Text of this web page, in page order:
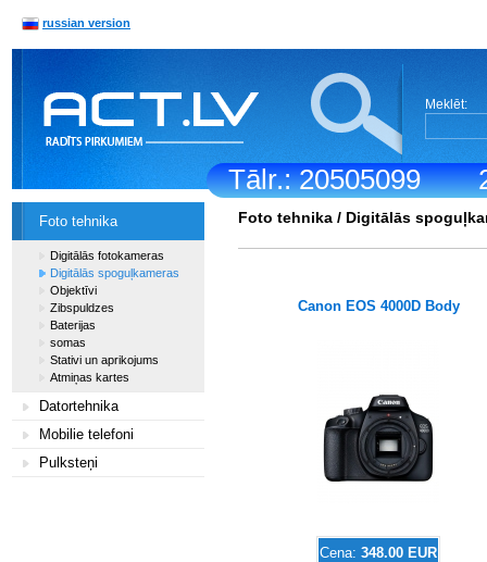
Tālr.: 20505099
russian version
Meklēt:
Foto tehnika
Digitālās fotokameras
Digitālās spoguļkameras
Objektīvi
Zibspuldzes
Baterijas
somas
Stativi un aprikojums
Atmiņas kartes
Datortehnika
Mobilie telefoni
Pulksteņi
Foto tehnika / Digitālās
Canon EOS 4000D Body
Cena: 348.00 EUR